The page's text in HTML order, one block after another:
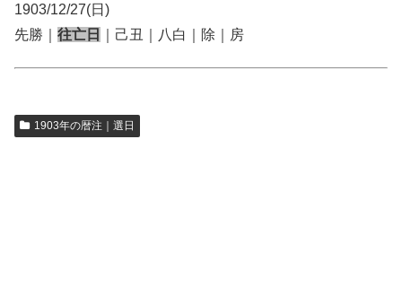
1903/12/27(日)
先勝｜ 往亡日 ｜己丑｜八白｜除｜房
1903年の暦注｜選日